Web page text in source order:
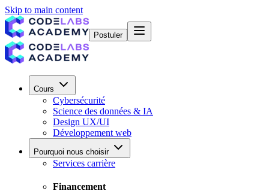
Skip to main content
Postuler
Cours
Cybersécurité
Science des données & IA
Design UX/UI
Développement web
Pourquoi nous choisir
Services carrière
Financement